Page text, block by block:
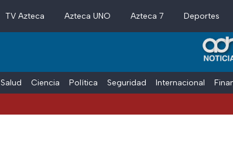
TV Azteca Azteca UNO Azteca 7 Deportes
Salud Ciencia Política Seguridad Internacional